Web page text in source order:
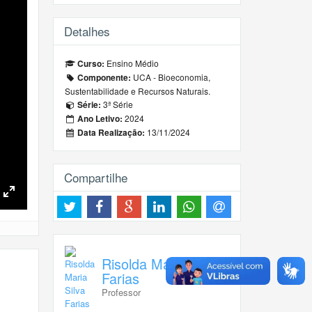
Fullscreen
Detalhes
Curso: Ensino Médio
Componente: UCA - Bioeconomia,
Sustentabilidade e Recursos Naturais.
Série: 3ª Série
Ano Letivo: 2024
Data Realização: 13/11/2024
Compartilhe
Risolda Maria Silva
Farias
Professor